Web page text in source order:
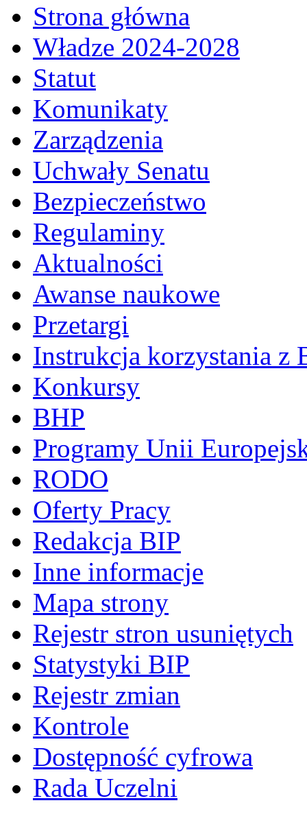
Strona główna
Władze 2024-2028
Statut
Komunikaty
Zarządzenia
Uchwały Senatu
Bezpieczeństwo
Regulaminy
Aktualności
Awanse naukowe
Przetargi
Instrukcja korzystania z
Konkursy
BHP
Programy Unii
RODO
Oferty Pracy
Redakcja BIP
Inne informacje
Mapa strony
Rejestr stron usuniętych
Statystyki BIP
Rejestr zmian
Kontrole
Dostępność cyfrowa
Rada Uczelni